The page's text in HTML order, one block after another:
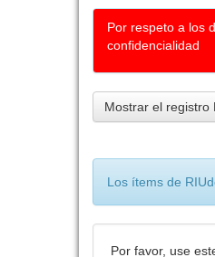
Por respeto a los
confidencialidad
Mostrar el registro
Los ítems de
Por favor, use